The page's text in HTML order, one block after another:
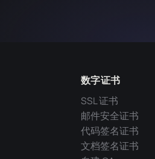
数字证书
SSL 证书
邮件安全证书
代码签名证书
文档签名证书